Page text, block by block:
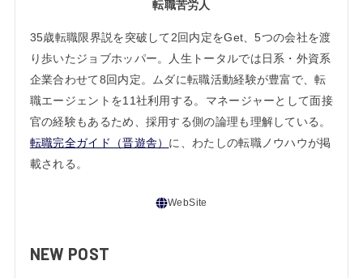
転職苦労人
35歳転職限界説を突破して2回内定をGet、5つの会社を渡
り歩いたジョブホッパー。人生トータルでは日系・外資系
企業合わせて8回内定。ムダに転職活動経験が豊富で、転
職エージェントを11社利用する。マネージャーとして面接
官の経験もあるため、採用する側の論理も理解している。
転職完全ガイド（晋遊舎） に、わたしの転職ノウハウが掲
載される。
NEW POST